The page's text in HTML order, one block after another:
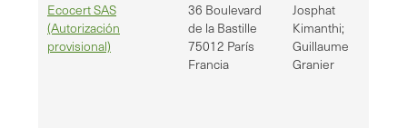
Ecocert SAS
(Autorización
provisional)
36 Boulevard
de la Bastille
75012 París
Francia
Josphat
Kimanthi;
Guillaume
Granier